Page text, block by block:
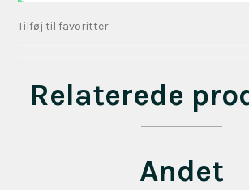
Tilføj til favoritter
Relaterede
Andet